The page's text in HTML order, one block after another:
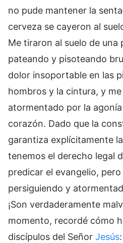
no pude mantener la
cerveza se cayeron al
Me tiraron al suelo de una
pateando y pisoteando
dolor insoportable en las
hombros y la cintura, y
atormentado por la
corazón. Dado que la
garantiza explícitamente
tenemos el derecho legal
predicar el evangelio,
persiguiendo y
¡Son verdaderamente
momento, recordé cómo
discípulos del Señor Jesús